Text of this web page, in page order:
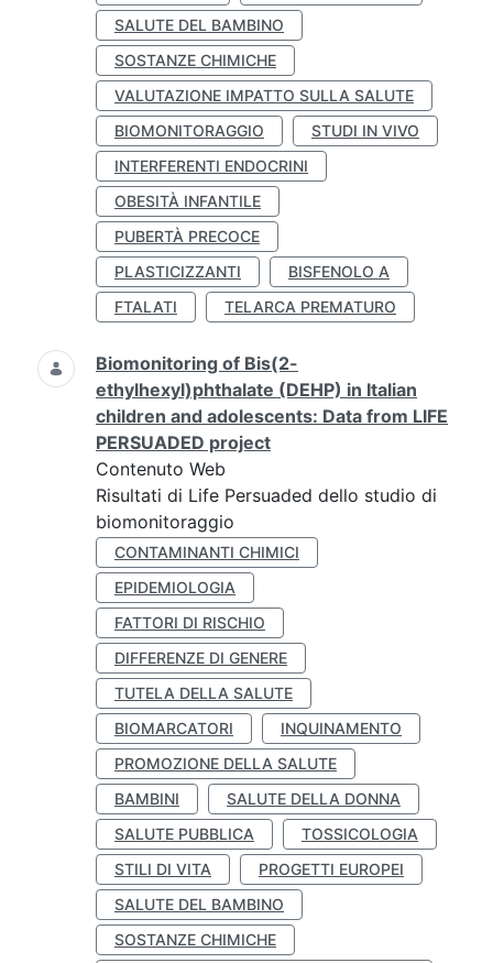
SALUTE DEL BAMBINO
SOSTANZE CHIMICHE
VALUTAZIONE IMPATTO SULLA SALUTE
BIOMONITORAGGIO
STUDI IN VIVO
INTERFERENTI ENDOCRINI
OBESITÀ INFANTILE
PUBERTÀ PRECOCE
PLASTICIZZANTI
BISFENOLO A
FTALATI
TELARCA PREMATURO
Biomonitoring of Bis(2-
ethylhexyl)phthalate (DEHP) in Italian
children and adolescents: Data from LIFE
PERSUADED project
Contenuto Web
Risultati di Life Persuaded dello studio di
biomonitoraggio
CONTAMINANTI CHIMICI
EPIDEMIOLOGIA
FATTORI DI RISCHIO
DIFFERENZE DI GENERE
TUTELA DELLA SALUTE
BIOMARCATORI
INQUINAMENTO
PROMOZIONE DELLA SALUTE
BAMBINI
SALUTE DELLA DONNA
SALUTE PUBBLICA
TOSSICOLOGIA
STILI DI VITA
PROGETTI EUROPEI
SALUTE DEL BAMBINO
SOSTANZE CHIMICHE